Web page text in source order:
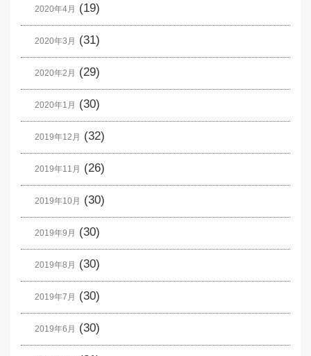
2020年4月 (19)
2020年3月 (31)
2020年2月 (29)
2020年1月 (30)
2019年12月 (32)
2019年11月 (26)
2019年10月 (30)
2019年9月 (30)
2019年8月 (30)
2019年7月 (30)
2019年6月 (30)